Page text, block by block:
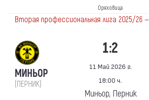
Оряховица
Вторая профессиональная лига 2025/26 —
МИНЬОР
(ПЕРНИК)
1:2
11 Май 2026 г.
18:00 ч.
Миньор, Перник